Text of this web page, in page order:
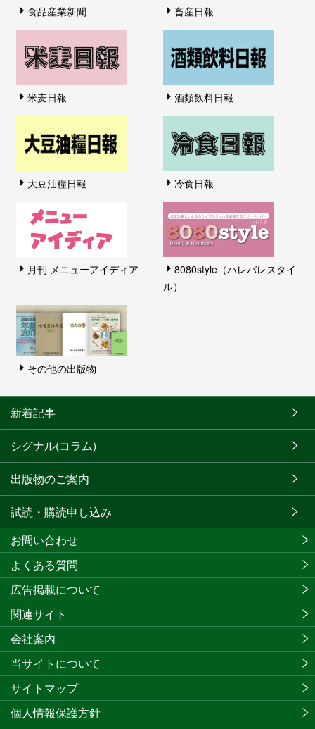
食品産業新聞 畜産日報
米麦日報 酒類飲料日報
大豆油糧日報 冷食日報
月刊 メニューアイディア
8080style（ハレバレスタイ
ル）
その他の出版物
新着記事
シグナル(コラム)
出版物のご案内
試読・購読申し込み
お問い合わせ
よくある質問
広告掲載について
関連サイト
会社案内
当サイトについて
サイトマップ
個人情報保護方針